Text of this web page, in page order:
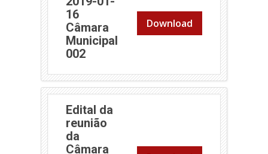
16
Câmara
Municipal
002(abre em nova janela)
Download
Edital da
reunião
da
Câmara